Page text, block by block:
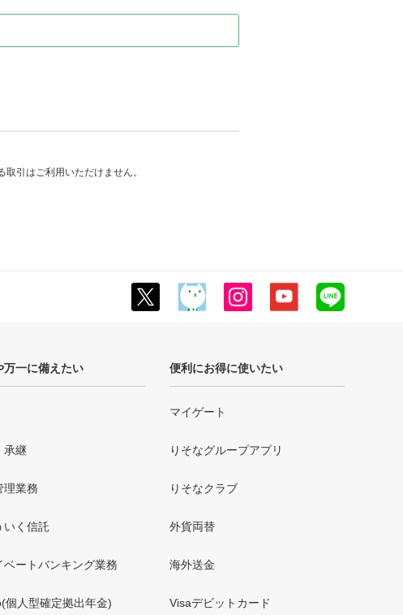
引はご利用いただけません。
万一に備えたい
承継
理業務
いく信託
ベートバンキング業務
個人型確定拠出年金)
便利にお得に使いたい
マイゲート
りそなグループアプリ
りそなクラブ
外貨両替
海外送金
Visaデビットカード